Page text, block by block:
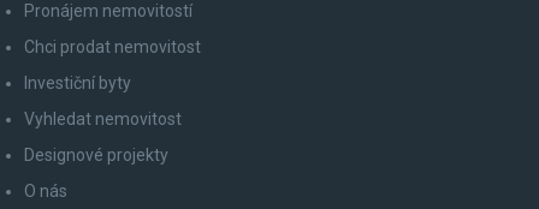
Pronájem nemovitostí
Chci prodat nemovitost
Investiční byty
Vyhledat nemovitost
Designové projekty
O nás